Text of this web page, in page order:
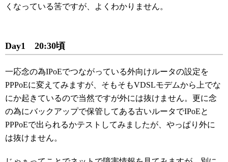
くなっている筈ですが、よくわかりません。
Day1 20:30頃
一応念の為IPoEでつながっている外向けルータの設定を
PPPoEに変えてみますが、そもそもVDSLモデムから上でな
にか起きているので当然ですが外には抜けません。更に念
の為にバックアップで保管してある古いルータでIPoEと
PPPoEで出られるかテストしてみましたが、やっぱり外に
は抜けません。